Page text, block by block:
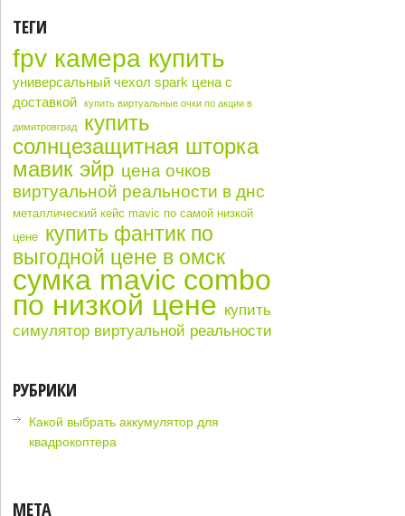
ТЕГИ
fpv камера купить
универсальный чехол spark цена с
доставкой
купить виртуальные очки по акции в
димитровград
купить
солнцезащитная шторка
мавик эйр цена очков
виртуальной реальности в днс
металлический кейс mavic по самой низкой
цене купить фантик по
выгодной цене в омск
сумка mavic combo
по низкой цене купить
симулятор виртуальной реальности
РУБРИКИ
Какой выбрать аккумулятор для
квадрокоптера
МЕТА